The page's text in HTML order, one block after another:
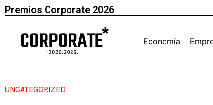
Premios Corporate 2026
Economía
UNCATEGORIZED